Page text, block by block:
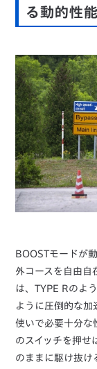
る動的性能
BOOSTモードが
外コースを自由
は、TYPE Rのよ
ように圧倒的な
使いで必要十分な
のスイッチを押せ
のままに駆け抜け